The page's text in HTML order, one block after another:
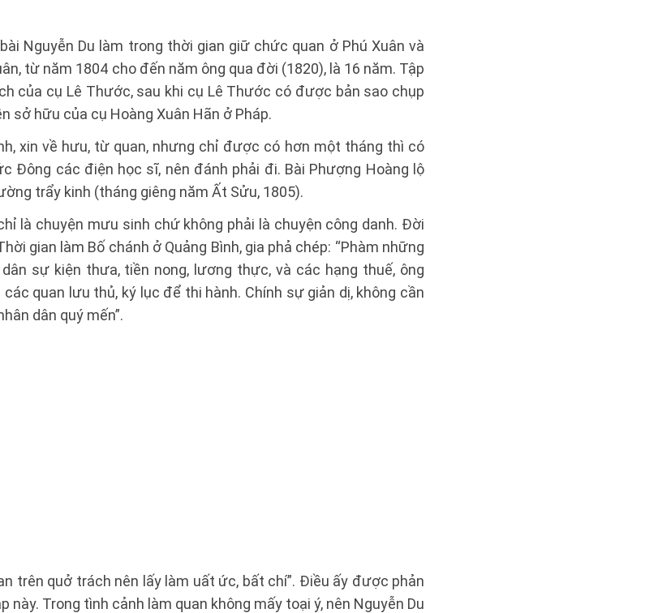
Nguyễn Du làm trong thời gian giữ chức quan ở Phú Xuân và
từ năm 1804 cho đến năm ông qua đời (1820), là 16 năm. Tập
của cụ Lê Thước, sau khi cụ Lê Thước có được bản sao chụp
sở hữu của cụ Hoàng Xuân Hãn ở Pháp.
xin về hưu, từ quan, nhưng chỉ được có hơn một tháng thì có
Đông các điện học sĩ, nên đánh phải đi. Bài Phượng Hoàng lộ
trẩy kinh (tháng giêng năm Ất Sửu, 1805).
là chuyện mưu sinh chứ không phải là chuyện công danh. Đời
gian làm Bố chánh ở Quảng Bình, gia phả chép: “Phàm những
sự kiện thưa, tiền nong, lương thực, và các hạng thuế, ông
quan lưu thủ, ký lục để thi hành. Chính sự giản dị, không cần
dân quý mến”.
trên quở trách nên lấy làm uất ức, bất chí”. Điều ấy được phản
này. Trong tình cảnh làm quan không mấy toại ý, nên Nguyễn Du